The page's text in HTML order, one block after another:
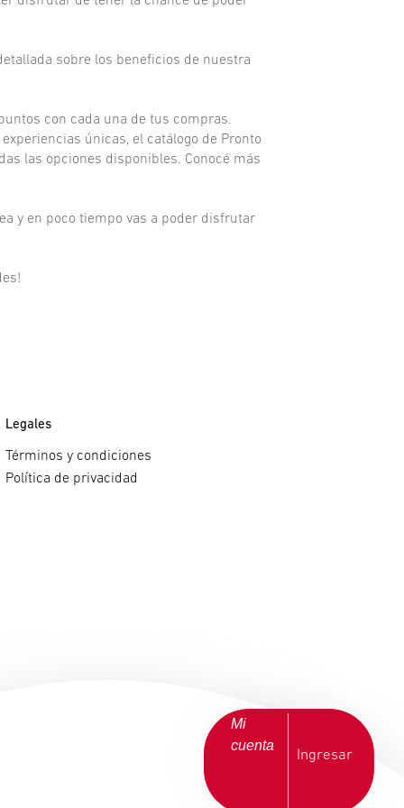
sobre los beneficios de nuestra
con cada una de tus compras.
únicas, el catálogo de Pronto
las opciones disponibles. Conocé más
y en poco tiempo vas a poder disfrutar
Legales
Términos y condiciones
Política de privacidad
Mi
cuenta
Ingresar